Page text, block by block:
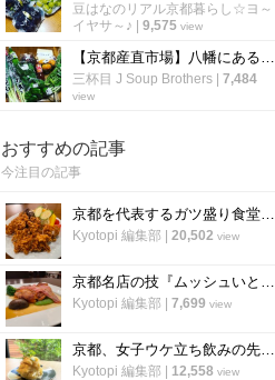
豆はなのリアル京都暮らし☆ヨ～
イヤサ～♪
9,575 view
【京都産直市場】八幡にある京都最大級の直売所☆奈良・大阪の秋の味覚も目白押し「旬の駅」
三杯目 J Soup Brothers| 7,484
view
おすすめの記事
今注目の記事
京都を代表するガツ盛り食堂「ハイライト」の名物メニュー”唐揚げ”の作り方
Kyotopi 編集部 20,502 view
京都名店の技『ムッシュいとう』の総料理長直伝「チキンステーキ」の焼き方
Kyotopi 編集部 7,699 view
京都、女子ウケ立ち飲みの先駆者「すいば」の人気メニュー『ポテトサラダ』の作り方
Kyotopi 編集部 12,558 view